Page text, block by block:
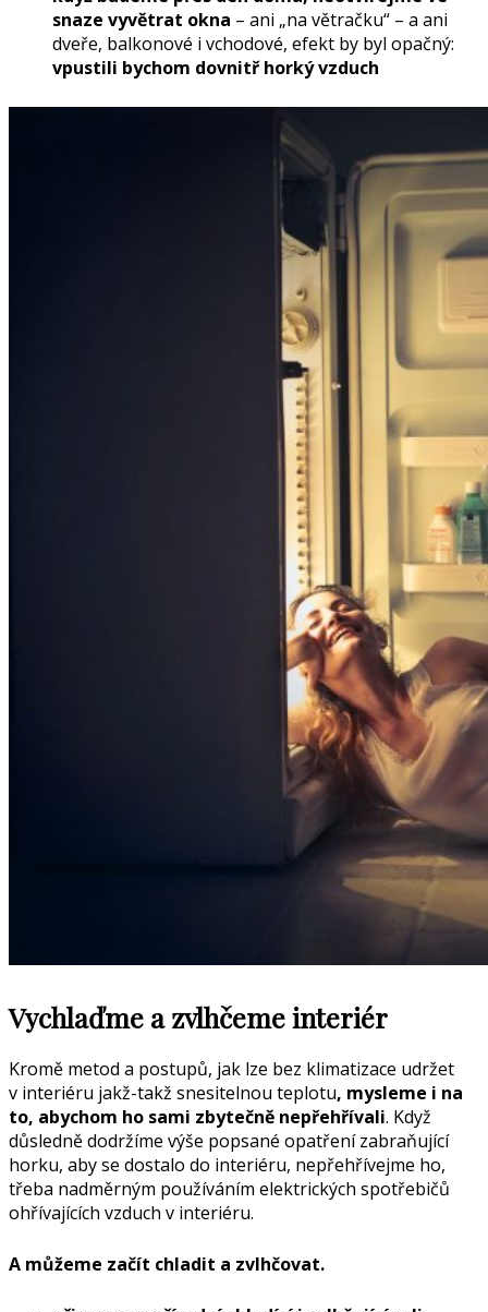
snaze vyvětrat okna – ani „na větračku“ – a ani
dveře, balkonové i vchodové, efekt by byl opačný:
vpustili bychom dovnitř horký vzduch
Vychlaďme a zvlhčeme interiér
Kromě metod a postupů, jak lze bez klimatizace udržet
v interiéru jakž-takž snesitelnou teplotu, mysleme i na
to, abychom ho sami zbytečně nepřehřívali. Když
důsledně dodržíme výše popsané opatření zabraňující
horku, aby se dostalo do interiéru, nepřehřívejme ho,
třeba nadměrným používáním elektrických spotřebičů
ohřívajících vzduch v interiéru.
A můžeme začít chladit a zvlhčovat.